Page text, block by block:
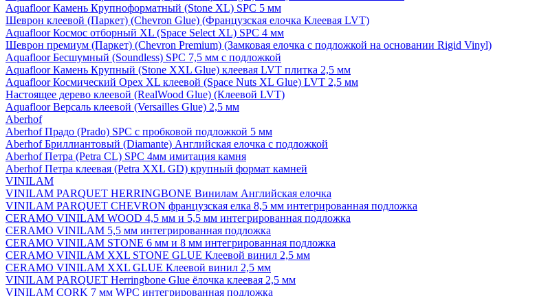
Aquafloor Камень Крупноформатный (Stone XL) SPC 5 мм
Шеврон клеевой (Паркет) (Chevron Glue) (Французская елочка Клеевая LVT)
Aquafloor Космос отборный XL (Space Select XL) SPC 4 мм
Шеврон премиум (Паркет) (Chevron Premium) (Замковая елочка с подложкой на основании Rigid Vinyl)
Aquafloor Бесшумный (Soundless) SPC 7,5 мм с подложкой
Aquafloor Камень Крупный (Stone XXL Glue) клеевая LVT плитка 2,5 мм
Aquafloor Космический Орех XL клеевой (Space Nuts XL Glue) LVT 2,5 мм
Настоящее дерево клеевой (RealWood Glue) (Клеевой LVT)
Aquafloor Версаль клеевой (Versailles Glue) 2,5 мм
Aberhof
Aberhof Прадо (Prado) SPC с пробковой подложкой 5 мм
Aberhof Бриллиантовый (Diamante) Английская елочка с подложкой
Aberhof Петра (Petra CL) SPC 4мм имитация камня
Aberhof Петра клеевая (Petra XXL GD) крупный формат камней
VINILAM
VINILAM PARQUET HERRINGBONE Винилам Английская елочка
VINILAM PARQUET CHEVRON французская елка 8,5 мм интегрированная подложка
CERAMO VINILAM WOOD 4,5 мм и 5,5 мм интегрированная подложка
CERAMO VINILAM 5,5 мм интегрированная подложка
CERAMO VINILAM STONE 6 мм и 8 мм интегрированная подложка
CERAMO VINILAM XXL STONE GLUE Клеевой винил 2,5 мм
CERAMO VINILAM XXL GLUE Клеевой винил 2,5 мм
VINILAM PARQUET Herringbone Glue ёлочка клеевая 2,5 мм
VINILAM CORK 7 мм WPC интегрированная подложка